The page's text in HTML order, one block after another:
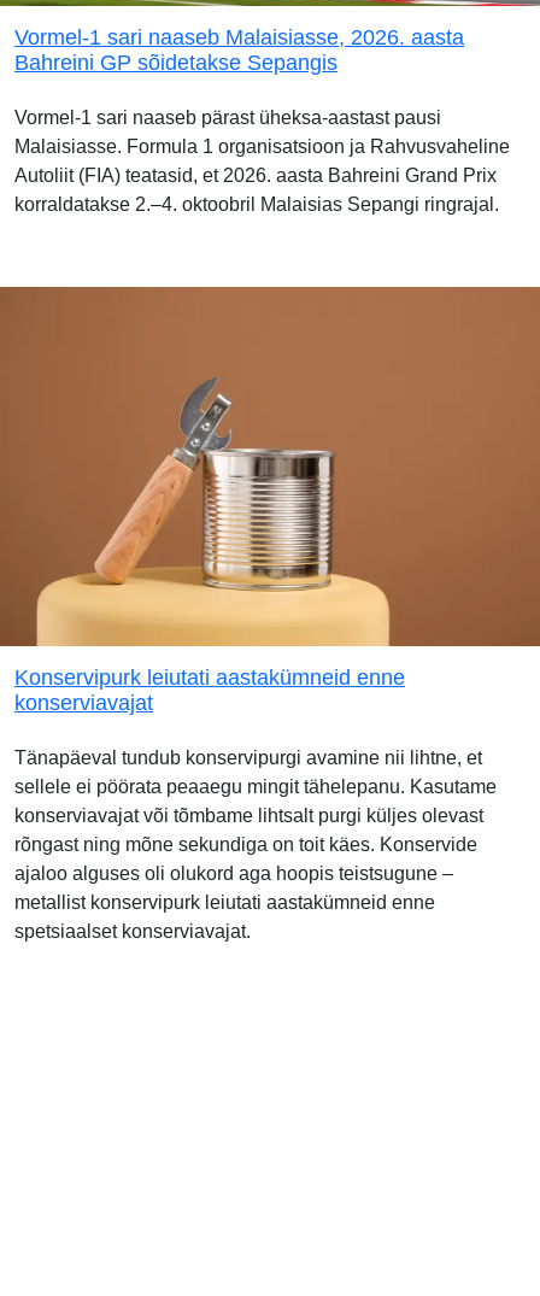
Vormel-1 sari naaseb Malaisiasse, 2026. aasta
Bahreini GP sõidetakse Sepangis
Vormel-1 sari naaseb pärast üheksa-aastast pausi
Malaisiasse. Formula 1 organisatsioon ja Rahvusvaheline
Autoliit (FIA) teatasid, et 2026. aasta Bahreini Grand Prix
korraldatakse 2.–4. oktoobril Malaisias Sepangi ringrajal.
Konservipurk leiutati aastakümneid enne
konserviavajat
Tänapäeval tundub konservipurgi avamine nii lihtne, et
sellele ei pöörata peaaegu mingit tähelepanu. Kasutame
konserviavajat või tõmbame lihtsalt purgi küljes olevast
rõngast ning mõne sekundiga on toit käes. Konservide
ajaloo alguses oli olukord aga hoopis teistsugune –
metallist konservipurk leiutati aastakümneid enne
spetsiaalset konserviavajat.